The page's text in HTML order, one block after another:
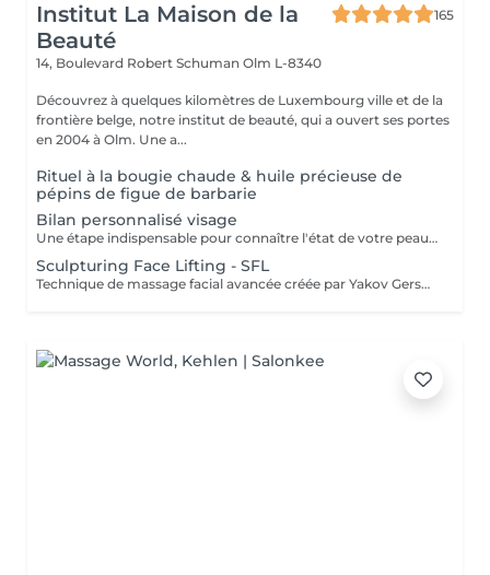
Institut La Maison de la
Beauté
165
14, Boulevard Robert Schuman Olm L-8340
Découvrez à quelques kilomètres de Luxembourg ville et de la
frontière belge, notre institut de beauté, qui a ouvert ses portes
en 2004 à Olm. Une a...
Rituel à la bougie chaude & huile précieuse de
pépins de figue de barbarie
Bilan personnalisé visage
Une étape indispensable pour connaître l'état de votre peau, les zones à traiter et les habitudes de vie afin de proposer le soin le plus adapté ainsi qu'une bonne routine à domicile.
Sculpturing Face Lifting - SFL
Technique de massage facial avancée créée par Yakov Gershkovich qui travaille en profondeur les muscles du visage, du cou et du décolleté afin de lifter, tonifier et redessiner les contours naturels du visage. Ce massage combine des manuvres externes sculptantes et profondes permettant de relâcher les tensions musculaires, stimuler la circulation et améliorer la fermeté de la peau. Une technique intrabuccale (à l'intérieur de la bouche) peut être intégrée au soin pour un travail musculaire encore plus ciblé. Cette étape reste facultative : si vous préférez ne pas la recevoir, le travail musculaire est intensifié par des manuvres externes. Le tarif du soin reste inchangé. Résultats recherchés : - effet liftant naturel - visage plus sculpté et détendu - amélioration du tonus musculaire - peau plus lumineuse